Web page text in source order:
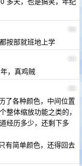
50
按部就班地上学
51
，真鸡贼
52
了各种颜色，中间位置
整体缩放功能之类的，
经历多少，还剩下多
有简单颜色，还得回去